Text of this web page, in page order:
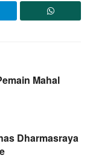
Mahal
Dharmasraya